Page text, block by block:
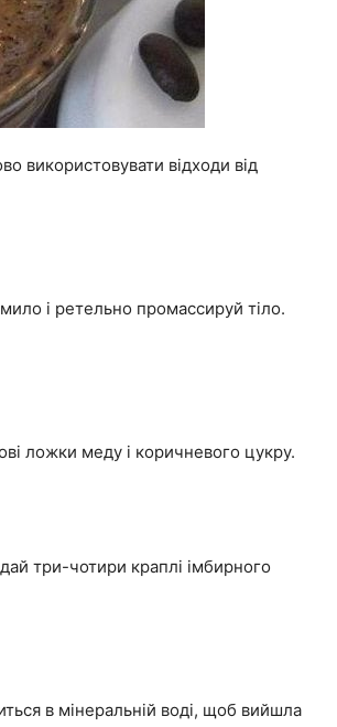
використовувати відходи від
і ретельно промассируй тіло.
ложки меду і коричневого цукру.
три-чотири краплі імбирного
в мінеральній воді, щоб вийшла